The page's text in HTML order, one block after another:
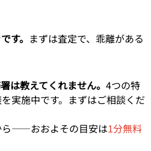
す。 まずは査定で、乖離がある
は教えてくれません。4つの特
実施中です。まずはご相談くだ
ら——おおよその目安は1分無料